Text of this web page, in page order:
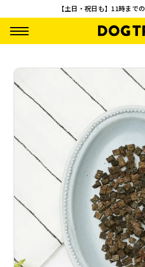
【土日・祝日も】11時まで
角切りミニ 馬肉 M
鶏ささみ 小粒 M 約
40g
¥ 891 (税込)
角
約
¥